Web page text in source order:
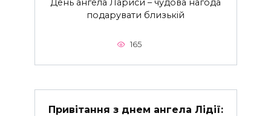
подарувати близькій
165
Привітання з днем ангела Лідії: